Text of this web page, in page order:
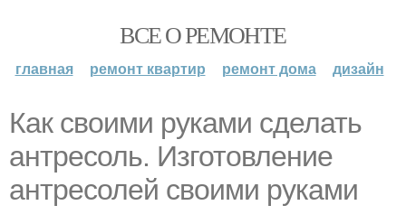
ВСЕ О РЕМОНТЕ
главная ремонт квартир ремонт дома дизайн
Как своими руками сделать
антресоль. Изготовление
антресолей своими руками